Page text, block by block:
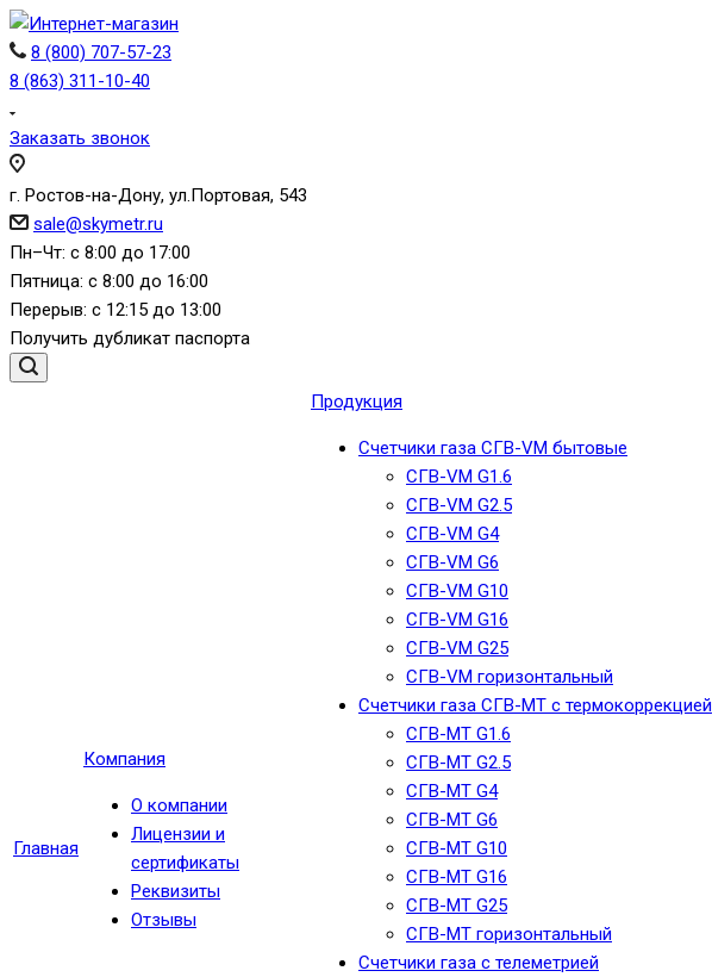
8 (800) 707-57-23
8 (863) 311-10-40
Заказать звонок
г. Ростов-на-Дону, ул.Портовая, 543
sale@skymetr.ru
Пн–Чт: с 8:00 до 17:00
Пятница: с 8:00 до 16:00
Перерыв: с 12:15 до 13:00
Получить дубликат паспорта
Главная
Компания
О компании
Лицензии и
сертификаты
Реквизиты
Отзывы
Продукция
Счетчики газа СГВ-VM бытовые
СГВ-VM G1.6
СГВ-VM G2.5
СГВ-VM G4
СГВ-VM G6
СГВ-VM G10
СГВ-VM G16
СГВ-VM G25
СГВ-VM горизонтальный
Счетчики газа СГВ-МТ с термокоррекцией
СГВ-МТ G1.6
СГВ-МТ G2.5
СГВ-МТ G4
СГВ-МТ G6
СГВ-МТ G10
СГВ-МТ G16
СГВ-МТ G25
СГВ-MT горизонтальный
Счетчики газа с телеметрией